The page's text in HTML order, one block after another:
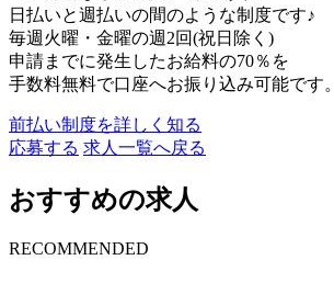
日払いと週払いの間のような制度です♪
毎週火曜・金曜の週2回(祝日除く)
申請までに発生したお給料の70％を
手数料無料で口座へお振り込み可能です。
前払い制度を詳しく知る
応募する 求人一覧へ戻る
おすすめの求人
RECOMMENDED